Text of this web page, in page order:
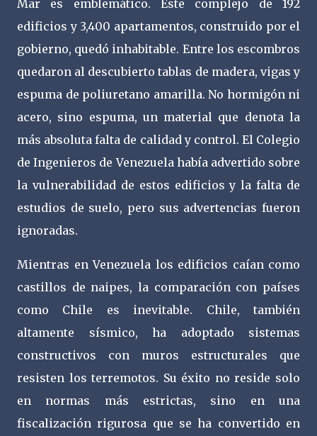
Mar es emblemático. Este complejo de 192
edificios y 3,400 apartamentos, construido por el
gobierno, quedó inhabitable. Entre los escombros
quedaron al descubierto tablas de madera, vigas y
espuma de poliuretano amarilla. No hormigón ni
acero, sino espuma, un material que denota la
más absoluta falta de calidad y control. El Colegio
de Ingenieros de Venezuela había advertido sobre
la vulnerabilidad de estos edificios y la falta de
estudios de suelo, pero sus advertencias fueron
ignoradas.
Mientras en Venezuela los edificios caían como
castillos de naipes, la comparación con países
como Chile es inevitable. Chile, también
altamente sísmico, ha adoptado sistemas
constructivos con muros estructurales que
resisten los terremotos. Su éxito no reside solo
en normas más estrictas, sino en una
fiscalización rigurosa que se ha convertido en